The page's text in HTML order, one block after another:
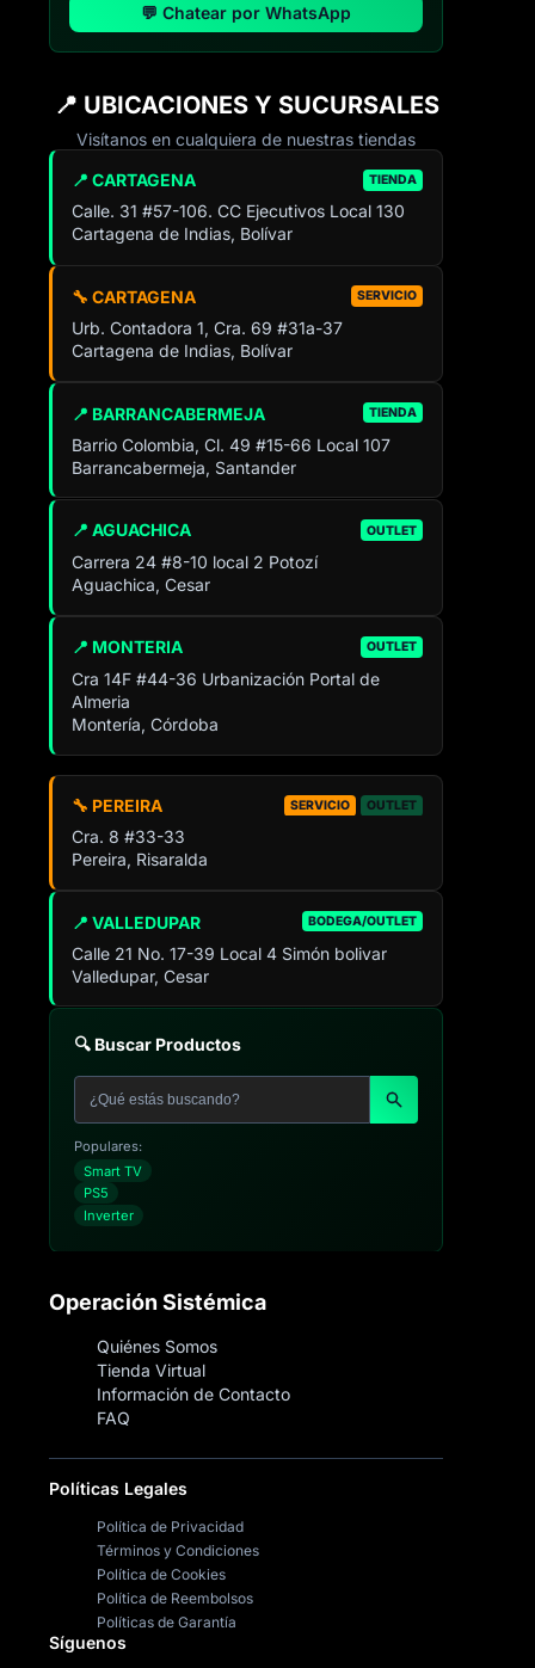
💬 Chatear por WhatsApp
📍 UBICACIONES Y SUCURSALES
Visítanos en cualquiera de nuestras tiendas
📍 CARTAGENA TIENDA
Calle. 31 #57-106. CC Ejecutivos Local 130
Cartagena de Indias, Bolívar
🔧 CARTAGENA SERVICIO
Urb. Contadora 1, Cra. 69 #31a-37
Cartagena de Indias, Bolívar
📍 BARRANCABERMEJA TIENDA
Barrio Colombia, Cl. 49 #15-66 Local 107
Barrancabermeja, Santander
📍 AGUACHICA OUTLET
Carrera 24 #8-10 local 2 Potozí
Aguachica, Cesar
📍 MONTERIA OUTLET
Cra 14F #44-36 Urbanización Portal de
Almeria
Montería, Córdoba
📍 VALLEDUPAR BODEGA/OUTLET
Calle 21 No. 17-39 Local 4 Simón bolivar
Valledupar, Cesar
🔧 PEREIRA SERVICIO OUTLET
Cra. 8 #33-33
Pereira, Risaralda
🔍 Buscar Productos
Populares:
Smart TV
PS5
Inverter
Operación Sistémica
Quiénes Somos
Tienda Virtual
Información de Contacto
FAQ
Políticas Legales
Política de Privacidad
Términos y Condiciones
Política de Cookies
Política de Reembolsos
Políticas de Garantía
Síguenos